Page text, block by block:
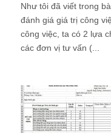
Như tôi đã viết trong
đánh giá giá trị công
công việc, ta có 2 lựa
các đơn vị tư vấn (...